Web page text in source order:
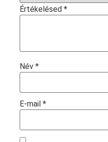
Értékelésed *
Név *
E-mail *